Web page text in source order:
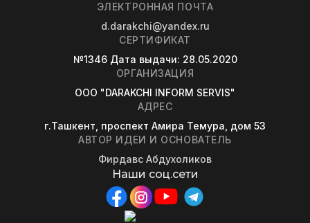
ЭЛЕКТРОННАЯ ПОЧТА
d.darakchi@yandex.ru
СЕРТИФИКАТ
№1346 Дата выдачи: 28.05.2020
ОРГАНИЗАЦИЯ
OOO "DARAKCHI INFORM SERVIS"
АДРЕС
г.Ташкент, проспект Амира Темура, дом 53
АВТОР ИДЕИ И ОСНОВАТЕЛЬ
Фирдавс Абдухоликов
Наши соц.сети